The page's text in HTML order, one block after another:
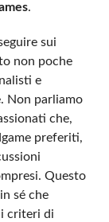
.
sui
non poche
e
Non parliamo
che,
preferiti,
Questo
sé che
criteri di